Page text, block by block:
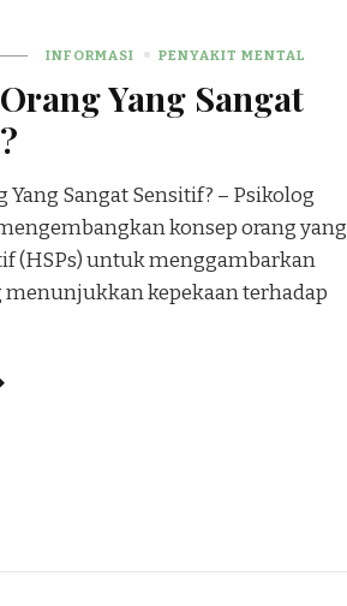
INFORMASI PENYAKIT MENTAL
Yang Sangat
Yang Sangat Sensitif? – Psikolog
konsep orang yang
(HSPs) untuk menggambarkan
menunjukkan kepekaan terhadap